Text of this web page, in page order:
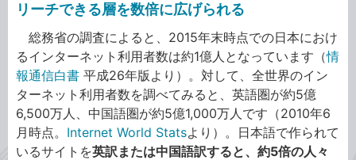
リーチできる層を数倍に広げられる
総務省の調査によると、2015年末時点での日本におけ
るインターネット利用者数は約1億人となっています（情
報通信白書 平成26年版より）。対して、全世界のイン
ターネット利用者数を調べてみると、英語圏が約5億
6,500万人、中国語圏が約5億1,000万人です（2010年6
月時点。 Internet World Statsより）。日本語で作られて
いるサイトを英訳または中国語訳すると、約5倍の人々